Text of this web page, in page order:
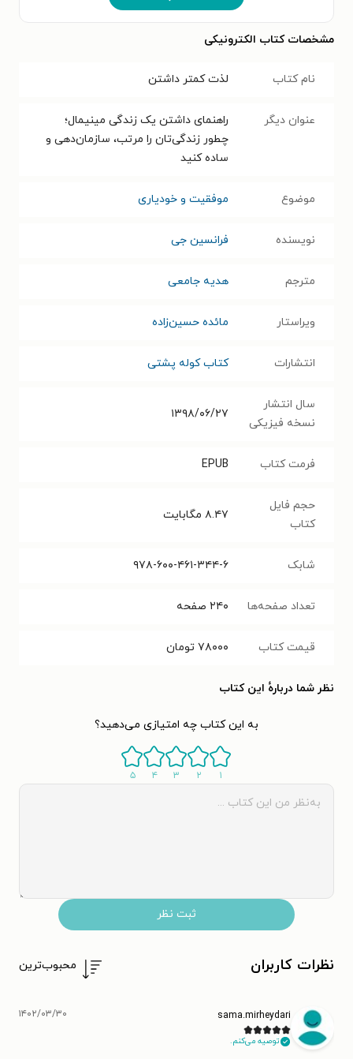
مشخصات کتاب الکترونیکی
نام کتاب لذت کمتر داشتن
عنوان دیگر
راهنمای داشتن یک زندگی مینیمال؛
چطور زندگی‌تان را مرتب، سازمان‌دهی و
ساده کنید
موضوع موفقیت و خودیاری
نویسنده فرانسین جی
مترجم هدیه جامعی
ویراستار مائده حسین‌زاده
انتشارات کتاب کوله پشتی
سال انتشار
نسخه فیزیکی
۱۳۹۸/۰۶/۲۷
فرمت کتاب EPUB
حجم فایل
کتاب
۸.۴۷ مگابایت
شابک ۹۷۸-۶۰۰-۴۶۱-۳۴۴-۶
تعداد صفحه‌ها ۲۴۰ صفحه
قیمت کتاب ۷۸۰۰۰ تومان
نظر شما دربارهٔ این کتاب
به این کتاب چه امتیازی می‌دهید؟
۱ ۲ ۳ ۴ ۵
ثبت نظر
نظرات کاربران محبوب‌ترین
sama.mirheydari
توصیه می‌کنم.
۱۴۰۲/۰۳/۳۰